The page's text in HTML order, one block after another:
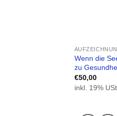
Wenn die
zu
€50,00
inkl. 19% USt